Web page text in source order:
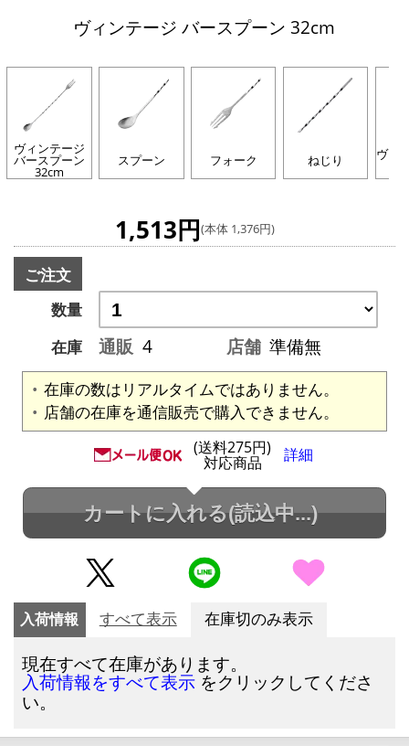
ヴィンテージ バースプーン 32cm
ヴィンテージ
バースプーン
32cm
スプーン フォーク ねじり ヴィ
1,513円(本体 1,376円)
ご注文
数量
在庫
通販 4 店舗 準備無
在庫の数はリアルタイムではありません。
店舗の在庫を通信販売で購入できません。
(送料275円)
対応商品 詳細
カートに入れる(読込中...)
入荷情報 すべて表示 在庫切のみ表示
現在すべて在庫があります。
入荷情報をすべて表示 をクリックしてくださ
い。